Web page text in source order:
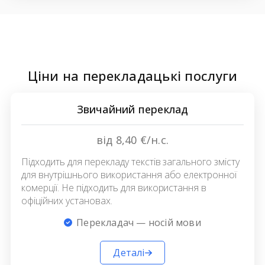
Ціни на перекладацькі послуги
Звичайний переклад
від 8,40 €/н.с.
Підходить для перекладу текстів загального змісту
для внутрішнього використання або електронної
комерції. Не підходить для використання в
офіційних установах.
Перекладач — носій мови
Деталі